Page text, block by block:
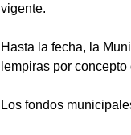
vigente.
Hasta la fecha, la
lempiras por
Los fondos